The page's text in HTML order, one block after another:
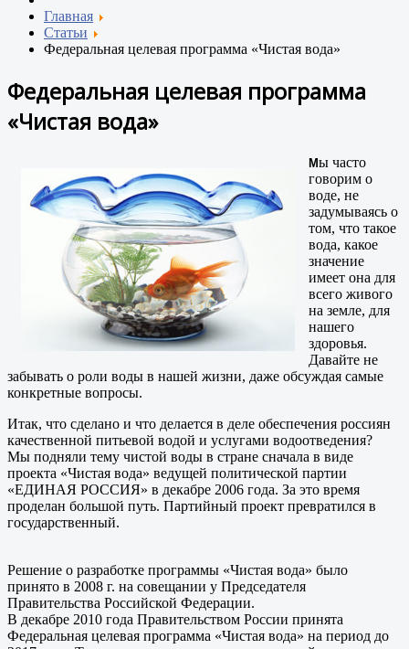
Главная
Статьи
Федеральная целевая программа «Чистая вода»
Федеральная целевая программа
«Чистая вода»
Мы часто
говорим о
воде, не
задумываясь о
том, что такое
вода, какое
значение
имеет она для
всего живого
на земле, для
нашего
здоровья.
Давайте не
забывать о роли воды в нашей жизни, даже обсуждая самые
конкретные вопросы.
Итак, что сделано и что делается в деле обеспечения россиян
качественной питьевой водой и услугами водоотведения?
Мы подняли тему чистой воды в стране сначала в виде
проекта «Чистая вода» ведущей политической партии
«ЕДИНАЯ РОССИЯ» в декабре 2006 года. За это время
проделан большой путь. Партийный проект превратился в
государственный.
Решение о разработке программы «Чистая вода» было
принято в 2008 г. на совещании у Председателя
Правительства Российской Федерации.
В декабре 2010 года Правительством России принята
Федеральная целевая программа «Чистая вода» на период до